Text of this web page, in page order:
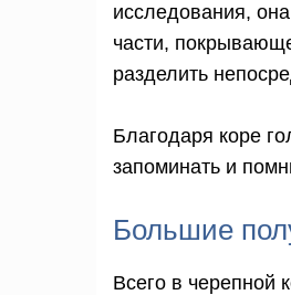
исследования,
части,
разделить
Благодаря коре
запоминать и
Большие
Всего в черепной